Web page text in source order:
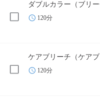
ダブルカラー（ブリ
120分
ケアブリーチ（ケア
120分